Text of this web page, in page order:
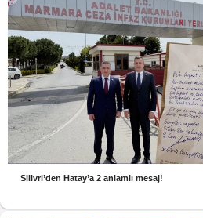
Silivri’den Hatay’a 2 anlamlı mesaj!